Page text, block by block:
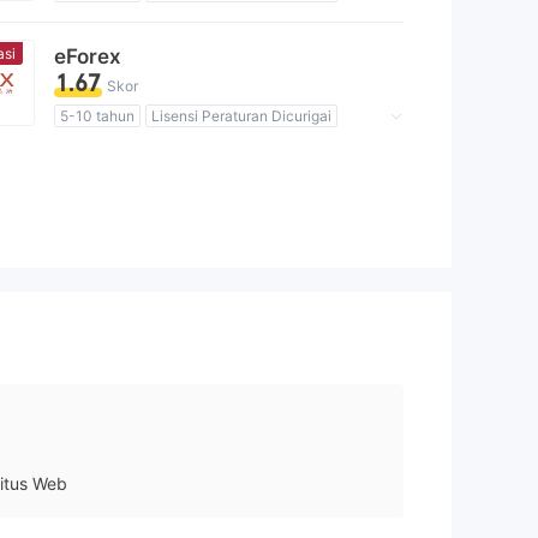
Potensi risiko tinggi
eForex
1.67 Skor
5-10 tahun
Lisensi Peraturan Dicurigai
Web